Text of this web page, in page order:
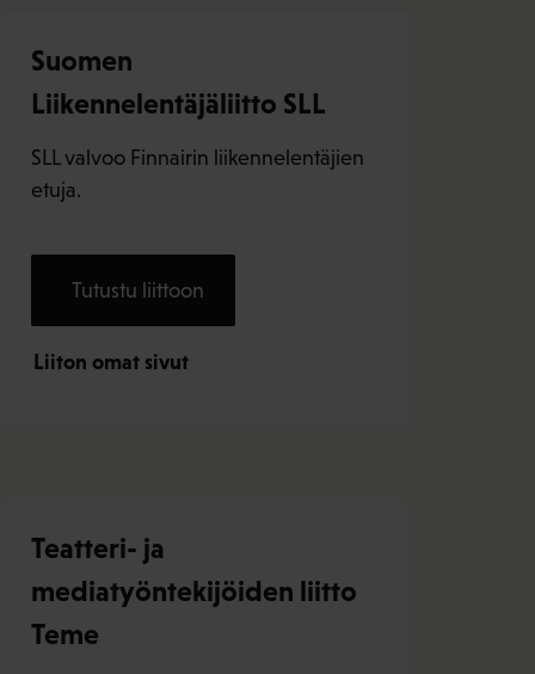
Suomen
Liikennelentäjäliitto SLL
SLL valvoo Finnairin liikennelentäjien
etuja.
Tutustu liittoon
Liiton omat sivut
Teatteri- ja
mediatyöntekijöiden liitto
Teme